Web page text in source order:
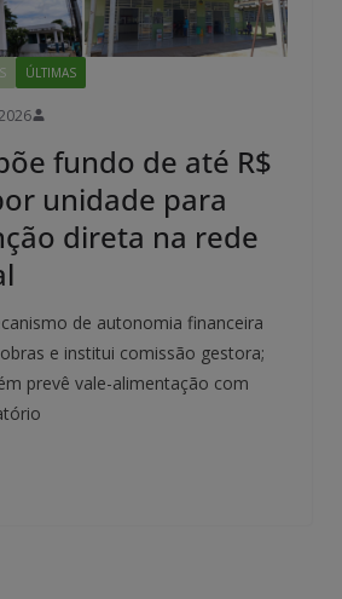
ÚLTIMAS
fundo de até R$
unidade para
direta na rede
de autonomia financeira
e institui comissão gestora;
prevê vale-alimentação com